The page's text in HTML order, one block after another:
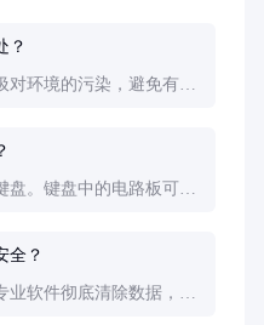
？
环境的污染，避免有害
。键盘中的电路板可能
全？
软件彻底清除数据，或